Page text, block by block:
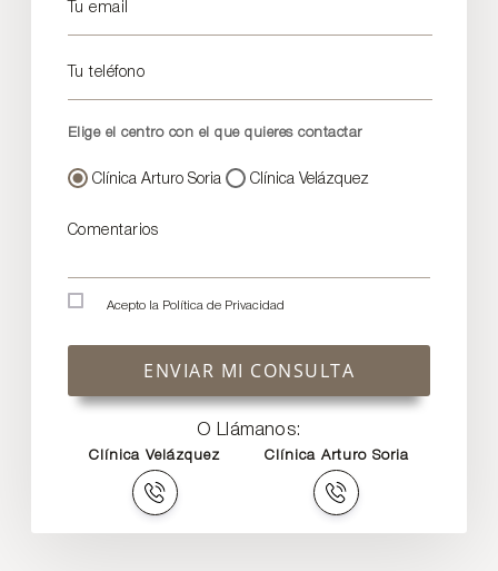
Tu email
Tu teléfono
Elige el centro con el que quieres contactar
Clínica Arturo Soria Clínica Velázquez
Comentarios
Acepto la Política de Privacidad
ENVIAR MI CONSULTA
O Llámanos:
Clínica Velázquez Clínica Arturo Soria